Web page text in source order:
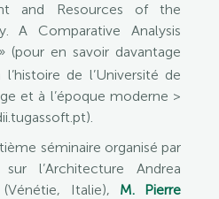
and Resources of the
A Comparative Analysis
(pour en savoir davantage
de l’Université de
et à l’époque moderne >
séminaire organisé par
l’Architecture Andrea
Italie), M. Pierre